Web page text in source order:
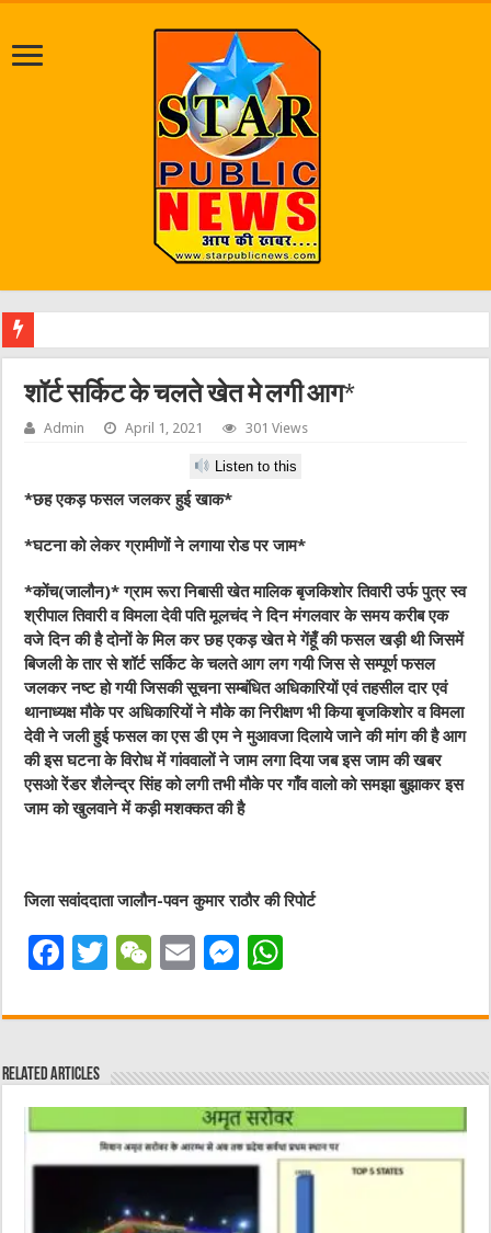
शॉर्ट सर्किट के चलते खेत मे लगी आग*
Admin April 1, 2021 301 Views
Listen to this
*छह एकड़ फसल जलकर हुई खाक*
*घटना को लेकर ग्रामीणों ने लगाया रोड पर जाम*
*कोंच(जालौन)* ग्राम रूरा निबासी खेत मालिक बृजकिशोर तिवारी उर्फ पुत्र स्व
श्रीपाल तिवारी व विमला देवी पति मूलचंद ने दिन मंगलवार के समय करीब एक
वजे दिन की है दोनों के मिल कर छह एकड़ खेत मे गेंहूँ की फसल खड़ी थी जिसमें
बिजली के तार से शॉर्ट सर्किट के चलते आग लग गयी जिस से सम्पूर्ण फसल
जलकर नष्ट हो गयी जिसकी सूचना सम्बंधित अधिकारियों एवं तहसील दार एवं
थानाध्यक्ष मौके पर अधिकारियों ने मौके का निरीक्षण भी किया बृजकिशोर व विमला
देवी ने जली हुई फसल का एस डी एम ने मुआवजा दिलाये जाने की मांग की है आग
की इस घटना के विरोध में गांववालों ने जाम लगा दिया जब इस जाम की खबर
एसओ रेंडर शैलेन्द्र सिंह को लगी तभी मौके पर गाँव वालो को समझा बुझाकर इस
जाम को खुलवाने में कड़ी मशक्कत की है
जिला सवांददाता जालौन-पवन कुमार राठौर की रिपोर्ट
F
c
e
b
o
o
T
it
r
W
C
at
E
ai
M
ss
n
g
er
at
A
p
p
Related Articles